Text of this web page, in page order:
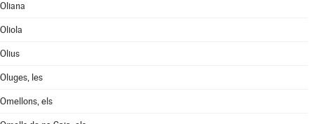
Oliana
Oliola
Olius
Oluges, les
Omellons, els